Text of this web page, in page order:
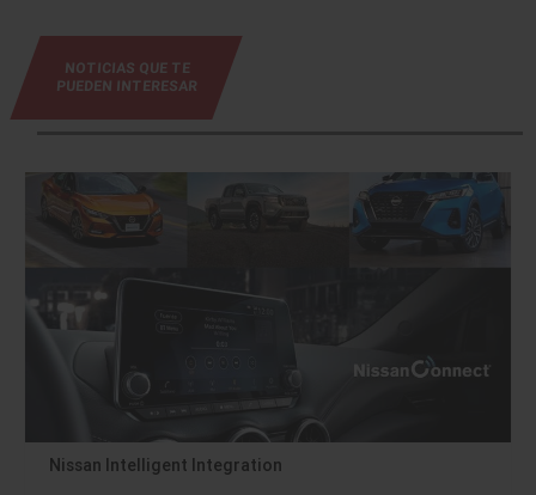
NOTICIAS QUE TE
PUEDEN INTERESAR
Nissan Intelligent Integration